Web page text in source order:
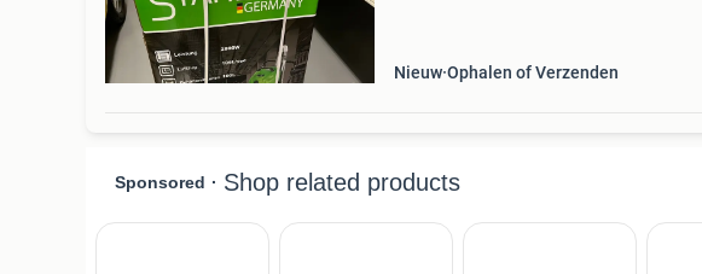
Nieuw Ophalen of Verzenden